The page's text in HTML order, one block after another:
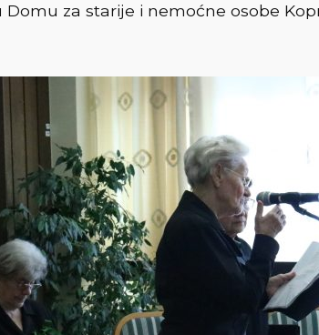
za starije i nemoćne osobe